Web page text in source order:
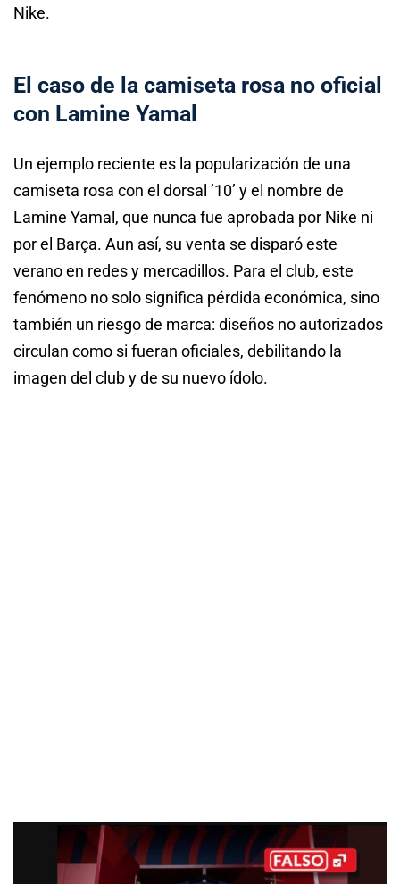
Nike.
El caso de la camiseta rosa no oficial
con Lamine Yamal
Un ejemplo reciente es la popularización de una
camiseta rosa con el dorsal ’10’ y el nombre de
Lamine Yamal, que nunca fue aprobada por Nike ni
por el Barça. Aun así, su venta se disparó este
verano en redes y mercadillos. Para el club, este
fenómeno no solo significa pérdida económica, sino
también un riesgo de marca: diseños no autorizados
circulan como si fueran oficiales, debilitando la
imagen del club y de su nuevo ídolo.